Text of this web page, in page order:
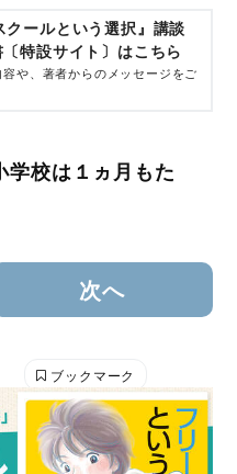
クールという選択』講談
特設サイト〕はこちら
や、著者からのメッセージをご
学校は１ヵ月もた
次へ
ブックマーク